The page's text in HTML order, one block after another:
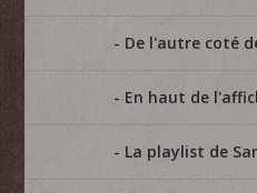
De l'autre coté
En haut de
La playlist de